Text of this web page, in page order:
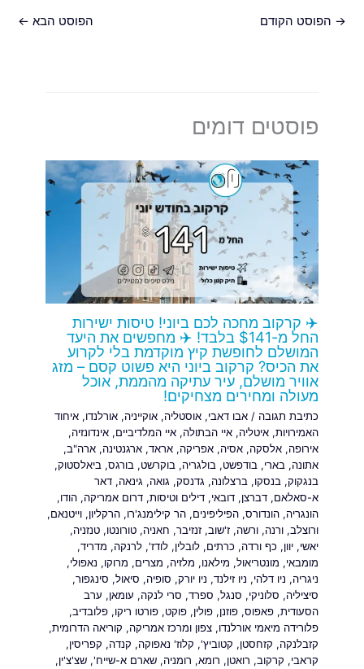
הפוסט הקודם הפוסט הבא←
פוסטים דומים
✈️ קרקוב מחכה לכם ביוני! טיסות ישירות
החל מ-$141 בלבד! ✈️ מחפשים את היעד
המושלם לחופשת קיץ מוקדמת בלי לקרוע
את הכיס? קרקוב ביוני היא פשוט קסם – מזג
אוויר מושלם, עיר עתיקה מהממת, אוכל
מעולה ומחירים מצחיקים!
כתיבת תגובה / אבו דאבי,אוסטליה,אוקייניה,אורלנדו,איחוד
האמירויות,איטליה,איי הבתולה,איי המלדיביים,אינדונזיה,
אירופה,אלסקה,אסיה,אפריקה,אראד,ארגנטינה,ארה"ב,
אתונה,בארי,בודפשט,בולגריה,בוקרשט,בורגס,ביאלסטוק,
בנגקוק,בנסקו,ברצלונה,גדנסק,גואה,גינאה,דאר
א-סאלאם,דברצן,דובאי,דילים וטיסות,דרום אמריקה,הודו,
הונגריה,הונדורס,הפיליפינים,הר קילימנג'רו,הרקליון,וייטנאם,
ורוצלב,ורנה,ורשה,ז'שוב,זנזיבר,חאניה,טורונטו,טנזניה,
יאשי,יוון ,כף ורדה,כרתים,לובלין,לודז',לרנקה,מדריד,
מומבאי,מונטריאול,מילאנו,מלזיה,מצרים,מרוקו,נאפולי,
ניגריה,ניו דלהי,ניו זילנד,ניו יורק,סופיה,סיאול,סינגפור,
סיציליה,סלוניקי,סנגל,ספרד,סרי לנקה,עומאן,ערב
הסעודית,פאפוס,פוזנן,פולין,פוקט,פורטו ריקו,פלובדיב,
פלורידה מיאמי אורלנדו,צפון ומרכז אמריקה,קוריאה הדרומית,
קזבלנקה,קזחסטן,קטוביץ',קלוז' נאפוקה,קנדה,קפריסין,
קראבי,קרקוב,רואטן,רומא,רומניה,שארם א-שייח',שצ'צ'ין,